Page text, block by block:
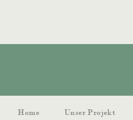
Home Unser Projekt